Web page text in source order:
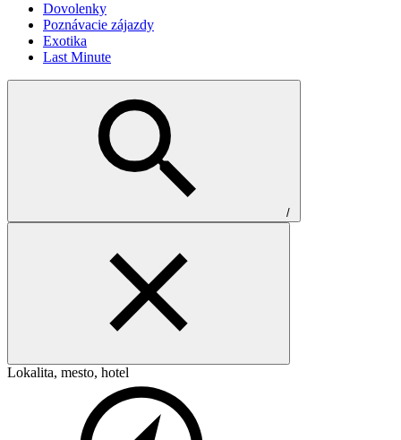
Dovolenky
Poznávacie zájazdy
Exotika
Last Minute
/
Lokalita, mesto, hotel